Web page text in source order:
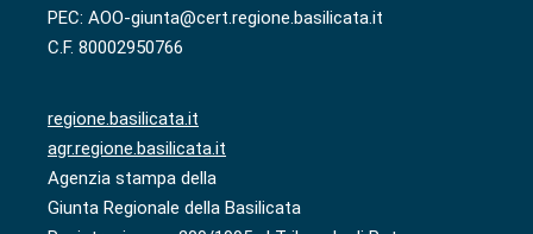
PEC: AOO-giunta@cert.regione.basilicata.it
C.F. 80002950766
regione.basilicata.it
agr.regione.basilicata.it
Agenzia stampa della
Giunta Regionale della Basilicata